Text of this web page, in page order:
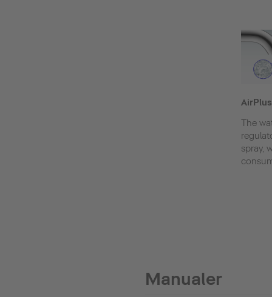
AirPlus
The
spray,
Manualer